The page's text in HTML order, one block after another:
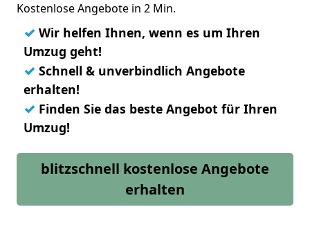
Kostenlose Angebote in 2 Min.
✓ Wir helfen Ihnen, wenn es um Ihren
Umzug geht!
✓ Schnell & unverbindlich Angebote
erhalten!
✓ Finden Sie das beste Angebot für Ihren
Umzug!
blitzschnell kostenlose Angebote
erhalten